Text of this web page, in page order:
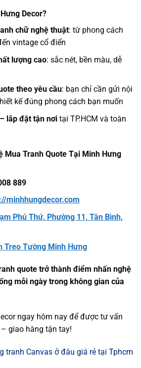
Decor?
chữ nghệ thuật: từ phong cách
vintage cổ điển
lượng cao: sắc nét, bền màu, dễ
theo yêu cầu: bạn chỉ cần gửi nội
kế đúng phong cách bạn muốn
lắp đặt tận nơitại TP.HCM và toàn
Mua Tranh Quote Tại Minh Hưng
889
minhhungdecor.com
Phú Thứ, Phường 11, Tân Bình,
Treo Tường Minh Hưng
quote trở thành điểm nhấn nghệ
mỗi ngày trong không gian của
ngay hôm nay để được tư vấn
giao hàng tận tay!
tranh Canvas ở đâu giá rẻ tại Tphcm